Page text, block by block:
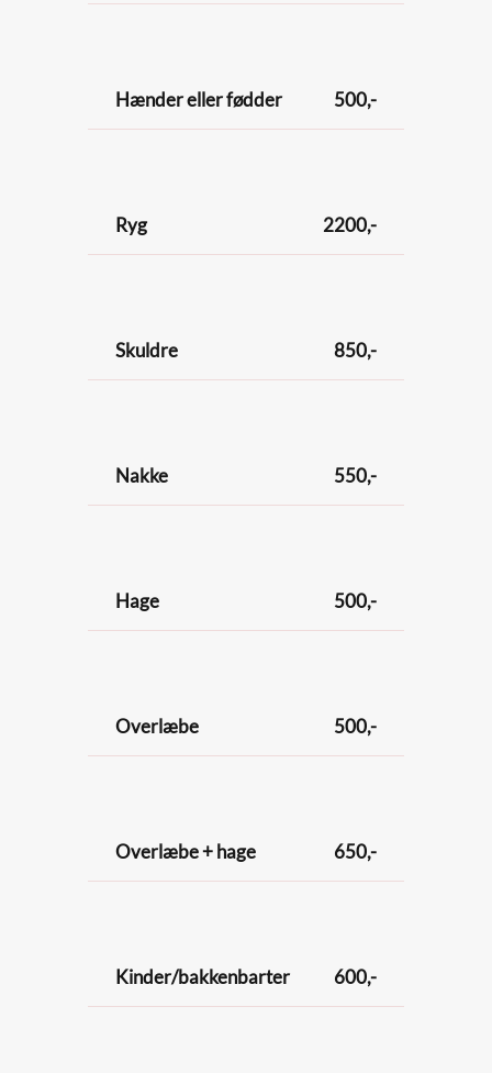
Hænder eller fødder 500,-
Ryg 2200,-
Skuldre 850,-
Nakke 550,-
Hage 500,-
Overlæbe 500,-
Overlæbe + hage 650,-
Kinder/bakkenbarter 600,-